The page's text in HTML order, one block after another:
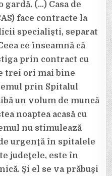
(…) Casa de
face contracte la
specialişti, separat
ce înseamnă că
prin contract cu
trei ori mai bine
prin Spitalul
un volum de muncă
noaptea acasă cu
nu stimulează
urgenţă în spitalele
judeţele, este în
Şi el se va prăbuşi